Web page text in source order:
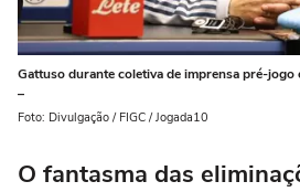
Gattuso durante coletiva de imprensa pré-
–
Foto: Divulgação / FIGC / Jogada10
O fantasma das